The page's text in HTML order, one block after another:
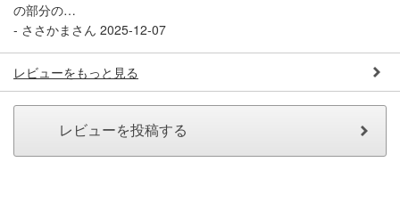
お問い合せ
ログイン/マイページ
お気に入りリスト
の部分の…
- ささかまさん 2025-12-07
レビューをもっと見る